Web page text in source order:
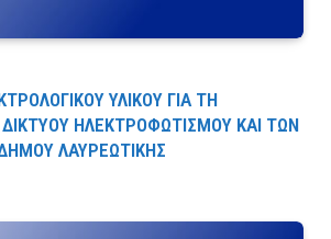
ΥΛΙΚΟΥ ΓΙΑ ΤΗ
ΗΛΕΚΤΡΟΦΩΤΙΣΜΟΥ ΚΑΙ ΤΩΝ
ΛΑΥΡΕΩΤΙΚΗΣ